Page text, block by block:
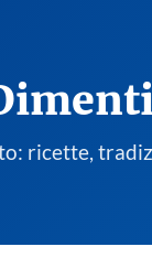
ricette,